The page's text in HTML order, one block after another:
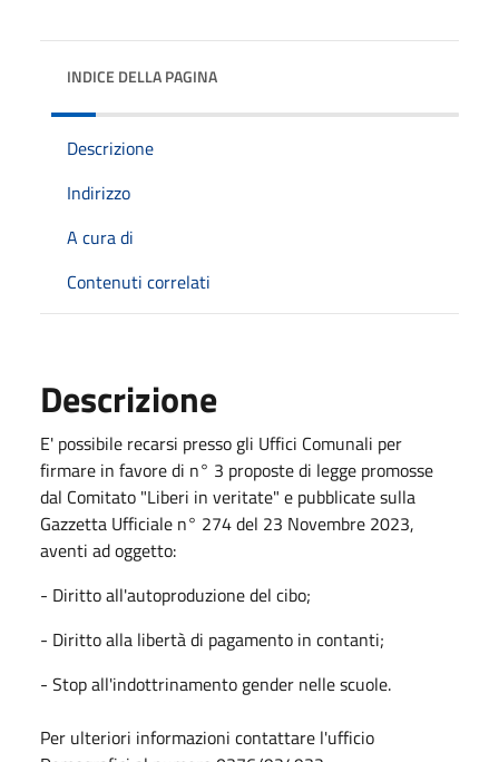
INDICE DELLA PAGINA
Descrizione
Indirizzo
A cura di
Contenuti correlati
Descrizione
E' possibile recarsi presso gli Uffici Comunali per
firmare in favore di n° 3 proposte di legge promosse
dal Comitato "Liberi in veritate" e pubblicate sulla
Gazzetta Ufficiale n° 274 del 23 Novembre 2023,
aventi ad oggetto:
- Diritto all'autoproduzione del cibo;
- Diritto alla libertà di pagamento in contanti;
- Stop all'indottrinamento gender nelle scuole.
Per ulteriori informazioni contattare l'ufficio